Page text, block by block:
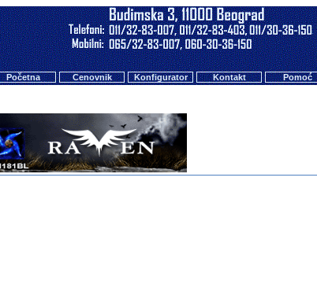
Početna Cenovnik Konfigurator Kontakt Pomoć